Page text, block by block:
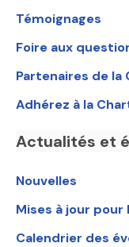
Témoignages
Foire aux
Partenaires de
Adhérez à la
Actualités et
Nouvelles
Mises à jour
Calendrier des